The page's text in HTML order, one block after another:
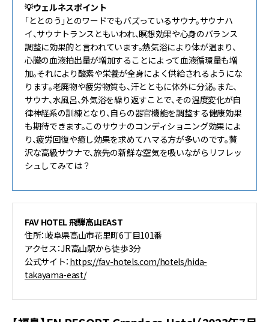
💡ウェルネスポイント
「ととのう」とのワードでもバズっているサウナ。サウナハ
イ、サウナトランスともいわれ、瞑想効果や心身のバランス
調整に効果的と言われています。熱気浴により体が温まり、
心臓の血液拍出量が増加することによって血液循環量も増
加。それにより酸素や栄養が全身によく供給されるようにな
ります。老廃物や疲労物質も、汗とともに体外に分泌。また、
サウナ、水風呂、外気浴を繰り返すことで、その温度変化が自
律神経系の訓練となり、自らの器官機能を調整する健康効果
も期待できます。このサウナのコンディショニング効果によ
り、疲労回復や癒し効果を求めてハマる方が多いのです。贅
沢な高級サウナで、旅先の新鮮な空気を吸いながらリフレッ
シュしてみては？
FAV HOTEL 飛騨高山EAST
住所：岐阜県高山市花里町6丁目101番
アクセス：JR高山駅から徒歩3分
公式サイト： https://fav-hotels.com/hotels/hida-
takayama-east/